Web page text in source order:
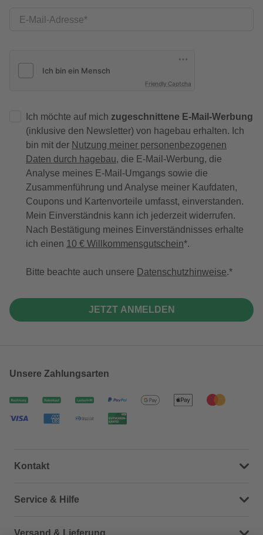
E-Mail-Adresse
Friendly Captcha
Ich möchte auf mich zugeschnittene E-Mail-Werbung
(inklusive den Newsletter) von hagebau erhalten. Ich
bin mit der Nutzung meiner personenbezogenen
Daten durch hagebau, die E-Mail-Werbung, die
Analyse meines E-Mail-Umgangs sowie die
Zusammenführung und Analyse meiner Kaufdaten,
Coupons und Kartenvorteile umfasst, einverstanden.
Mein Einverständnis kann ich jederzeit widerrufen.
Nach Bestätigung meines Einverständnisses erhalte
ich einen 10 € Willkommensgutschein*.
Bitte beachte auch unsere Datenschutzhinweise.
JETZT ANMELDEN
Unsere Zahlungsarten
Kontakt
Dein Kontakt zu uns
Service & Hilfe
Häufige Fragen (FAQ)